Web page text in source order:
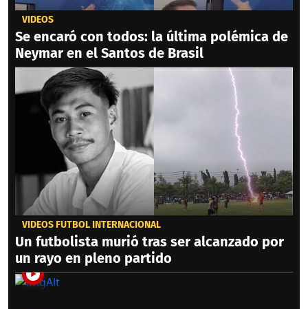
VIDEOS
Se encaró con todos: la última polémica de
Neymar en el Santos de Brasil
VIDEOS FÚTBOL INTERNACIONAL
Un futbolista murió tras ser alcanzado por
un rayo en pleno partido